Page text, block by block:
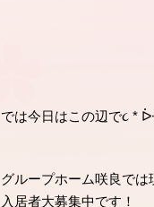
では今日はこの辺で૮ *
グループホーム咲良では
入居者大募集中です！